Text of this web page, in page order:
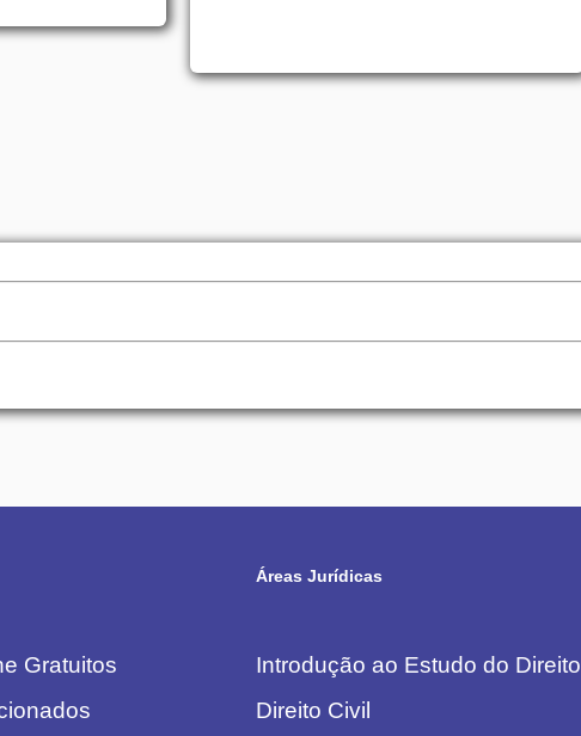
Gratuitos
Áreas Jurídicas
Introdução ao Estudo do Direito
Direito Civil